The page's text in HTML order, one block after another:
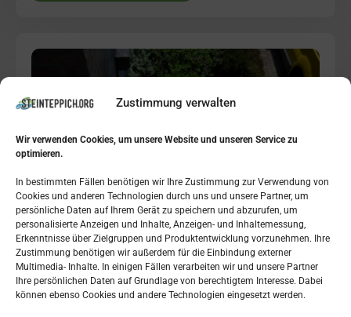
Zustimmung verwalten
Wir verwenden Cookies, um unsere Website und unseren Service zu
optimieren.
In bestimmten Fällen benötigen wir Ihre Zustimmung zur Verwendung von
Cookies und anderen Technologien durch uns und unsere Partner, um
persönliche Daten auf Ihrem Gerät zu speichern und abzurufen, um
personalisierte Anzeigen und Inhalte, Anzeigen- und Inhaltemessung,
Erkenntnisse über Zielgruppen und Produktentwicklung vorzunehmen. Ihre
Zustimmung benötigen wir außerdem für die Einbindung externer
Multimedia- Inhalte. In einigen Fällen verarbeiten wir und unsere Partner
Ihre persönlichen Daten auf Grundlage von berechtigtem Interesse. Dabei
können ebenso Cookies und andere Technologien eingesetzt werden.